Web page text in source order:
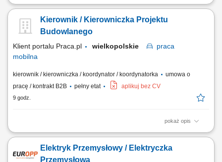
współpraca z kierownikiem budowy lub kierownikiem robót przy
kontraktowych; prowadzenie korespondencji związanej z projektami;
opracowywanie i zgłaszanie wniosków materiałowych; archiwizacja
Kierownik / Kierowniczka Projektu
Budowlanego
Klient portalu Praca.pl wielkopolskie
praca
mobilna
kierownik / kierowniczka / koordynator / koordynatorka
umowa o
pracę / kontrakt B2B
pełny etat aplikuj bez CV
9 godz.
pokaż opis
kierowanie i nadzorowanie prac budowlanych zgodnie z dokumentacją
terminowości wykonywanych robót; zarządzanie zespołem
pracowników oraz podwykonawcami; optymalizacja technologiczno-
Elektryk Przemysłowy / Elektryczka
Przemysłowa